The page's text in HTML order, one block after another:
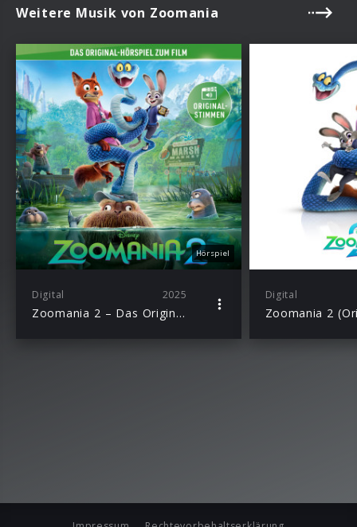
Weitere Musik von Zoomania
Hörspiel
Digital 2025
Zoomania 2 – Das Original-Hörspiel zum Disney Film
Digital